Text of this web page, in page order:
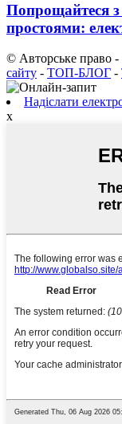
Попрощайтеся з
простоями:
© Авторське право -
сайту - ТОП-БЛОГ -
Надіслати
x